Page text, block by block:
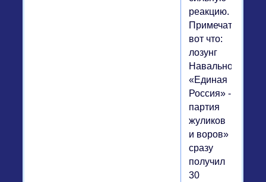
реакцию.
Примечательно
вот что:
лозунг
Навального
«Единая
Россия» -
партия
жуликов
и воров»
сразу
получил
30